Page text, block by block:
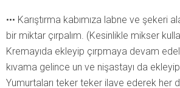
••• Karıştırma kabımıza labne ve şekeri
bir miktar çırpalım. (Kesinlikle mikser
Kremayıda ekleyip çırpmaya devam
kıvama gelince un ve nişastayı da ekleyip
Yumurtaları teker teker ilave ederek her